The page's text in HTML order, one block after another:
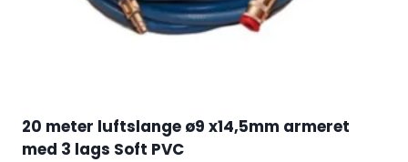
20 meter luftslange ø9 x14,5mm armeret
med 3 lags Soft PVC